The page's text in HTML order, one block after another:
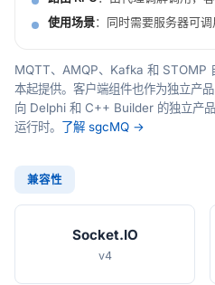
使用场景：同时需要服务器可
MQTT、AMQP、Kafka 和
本起提供。客户端组件也作为独立产
向 Delphi 和 C++ Builder 的独立产
运行时。 了解 sgcMQ →
兼容性
Socket.IO
v4